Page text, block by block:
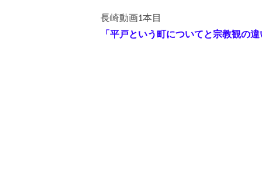
長崎動画1本目
「平戸という町についてと宗教観の違